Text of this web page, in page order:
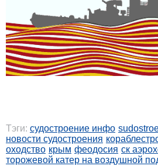
Тэги: судостроение инфо
новости судостроения
оходство крым феодосия ск
торожевой катер на воздушной